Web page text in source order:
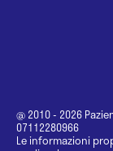
@ 2010 - 2026
07112280966
Le informazioni